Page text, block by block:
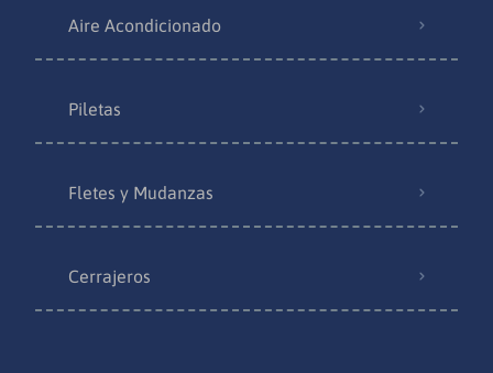
Aire Acondicionado
Piletas
Fletes y Mudanzas
Cerrajeros